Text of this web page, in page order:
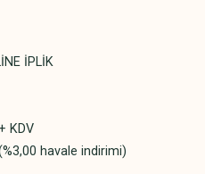
İPLİK
KDV
havale indirimi)